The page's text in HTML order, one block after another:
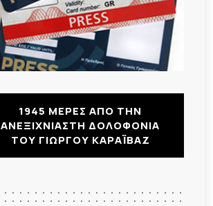
1945 ΜΕΡΕΣ ΑΠΟ ΤΗΝ
ΑΝΕΞΙΧΝΙΑΣΤΗ ΔΟΛΟΦΟΝΙΑ
ΤΟΥ ΓΙΩΡΓΟΥ ΚΑΡΑΪΒΑΖ